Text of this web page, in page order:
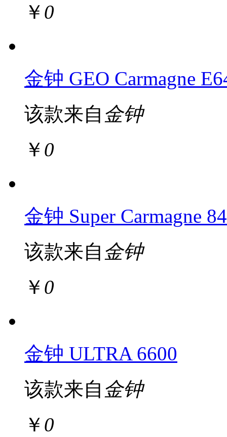
￥ 0
金钟 GEO Carmagne
该款来自 金钟
￥ 0
金钟 Super Carmagne
该款来自 金钟
￥ 0
金钟 ULTRA 6600
该款来自 金钟
￥ 0